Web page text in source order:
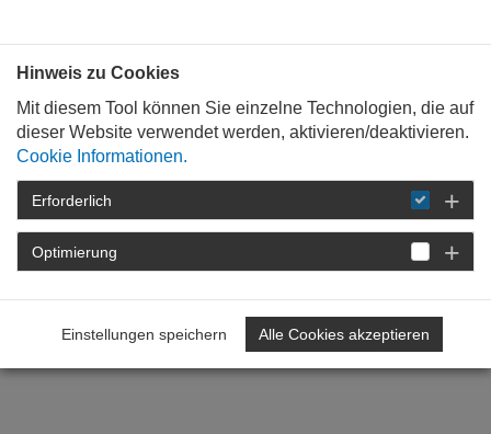
r
e
v
i
o
u
s
e
t
Hinweis zu Cookies
Mit diesem Tool können Sie einzelne Technologien, die auf
dieser Website verwendet werden, aktivieren/deaktivieren.
Cookie Informationen.
Erforderlich
Optimierung
Einstellungen speichern Alle Cookies akzeptieren